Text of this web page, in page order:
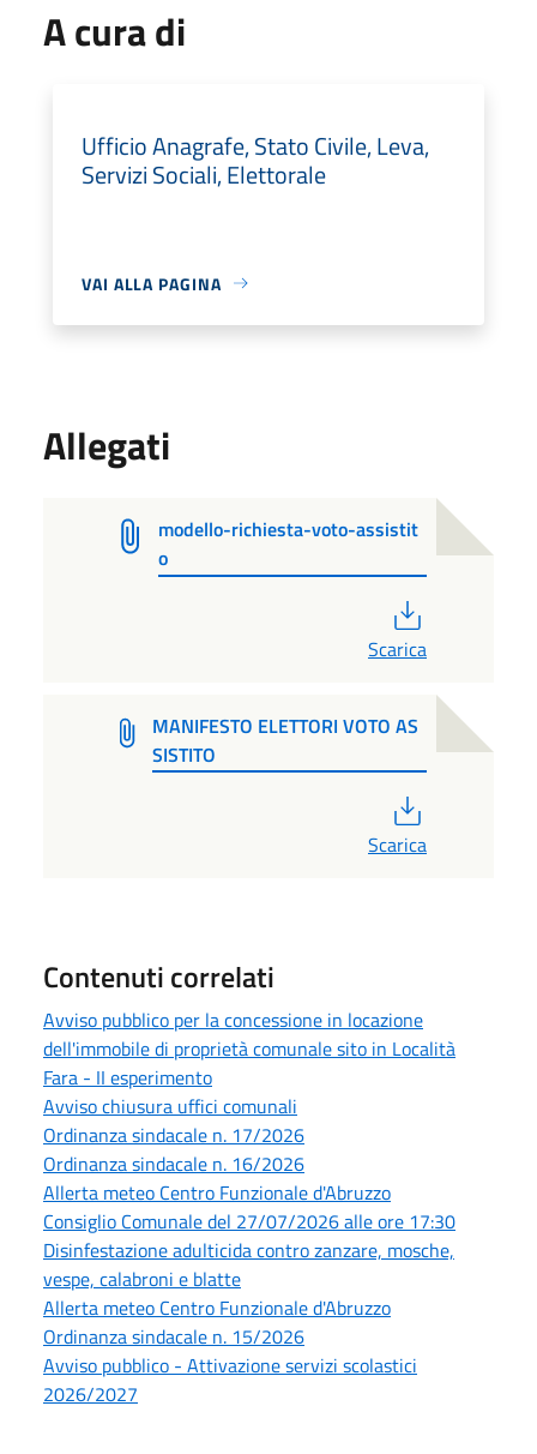
A cura di
Ufficio Anagrafe, Stato Civile, Leva,
Servizi Sociali, Elettorale
VAI ALLA PAGINA
Allegati
modello-richiesta-voto-assistit
o
Scarica
MANIFESTO ELETTORI VOTO AS
SISTITO
Scarica
Contenuti correlati
Avviso pubblico per la concessione in locazione
dell'immobile di proprietà comunale sito in Località
Fara - II esperimento
Avviso chiusura uffici comunali
Ordinanza sindacale n. 17/2026
Ordinanza sindacale n. 16/2026
Allerta meteo Centro Funzionale d'Abruzzo
Consiglio Comunale del 27/07/2026 alle ore 17:30
Disinfestazione adulticida contro zanzare, mosche,
vespe, calabroni e blatte
Allerta meteo Centro Funzionale d'Abruzzo
Ordinanza sindacale n. 15/2026
Avviso pubblico - Attivazione servizi scolastici
2026/2027